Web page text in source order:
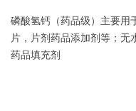
磷酸氢钙（药品级）主要用
片，片剂药品添加剂等；无
药品填充剂